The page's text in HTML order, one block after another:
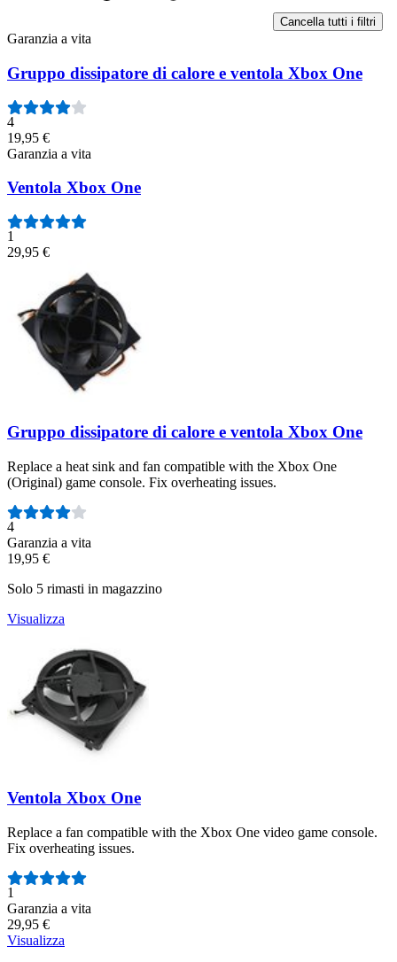
Cancella tutti i filtri
Garanzia a vita
Gruppo dissipatore di calore e ventola Xbox One
4
19,95 €
Garanzia a vita
Ventola Xbox One
1
29,95 €
Gruppo dissipatore di calore e ventola Xbox One
Replace a heat sink and fan compatible with the Xbox One
(Original) game console. Fix overheating issues.
Numero di recensioni:
4
Garanzia a vita
19,95 €
Solo 5 rimasti in magazzino
Visualizza
Ventola Xbox One
Replace a fan compatible with the Xbox One video game console.
Fix overheating issues.
Numero di recensioni:
1
Garanzia a vita
29,95 €
Visualizza